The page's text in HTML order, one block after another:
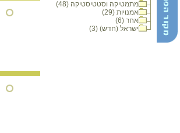
מתמטיקה וסטטיסטיקה (48)
אמנויות (29)
אחר (6)
ישראל (חדש) (3)